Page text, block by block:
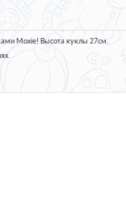
Moxie! Высота куклы 27см.